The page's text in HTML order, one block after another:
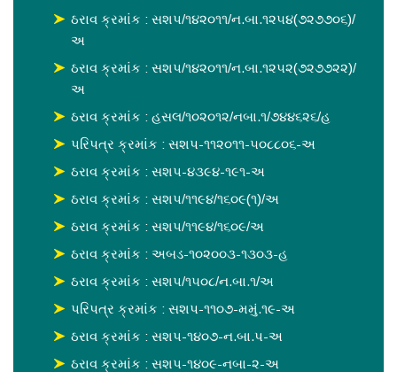
ઠરાવ ક્રમાંક : સશપ/૧૪૨૦૧૧/ન.બા.૧૨૫૪(૭૨૭૭૦૬)/
અ
ઠરાવ ક્રમાંક : સશપ/૧૪૨૦૧૧/ન.બા.૧૨૫૨(૭૨૭૭૨૨)/
અ
ઠરાવ ક્રમાંક : હસલ/૧૦૨૦૧૨/નબા.૧/૭૪૪૬૨૬/હ
પરિપત્ર ક્રમાંક : સશપ-૧૧૨૦૧૧-૫૦૮૮૦૬-અ
ઠરાવ ક્રમાંક : સશપ-૪૩૯૪-૧૯૧-અ
ઠરાવ ક્રમાંક : સશપ/૧૧૯૪/૧૬૦૯(૧)/અ
ઠરાવ ક્રમાંક : સશપ/૧૧૯૪/૧૬૦૯/અ
ઠરાવ ક્રમાંક : અબડ-૧૦૨૦૦૩-૧૩૦૩-હ
ઠરાવ ક્રમાંક : સશપ/૧૫૦૮/ન.બા.૧/અ
પરિપત્ર ક્રમાંક : સશપ-૧૧૦૭-મમું.૧૯-અ
ઠરાવ ક્રમાંક : સશપ-૧૪૦૭-ન.બા.પ-અ
ઠરાવ ક્રમાંક : સશપ-૧૪૦૯-નબા-૨-અ